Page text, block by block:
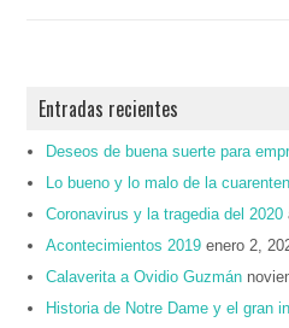
Entradas recientes
Deseos de buena suerte para
Lo bueno y lo malo de la
Coronavirus y la tragedia del 2020
Acontecimientos 2019 enero 2,
Calaverita a Ovidio Guzmán
Historia de Notre Dame y el gran